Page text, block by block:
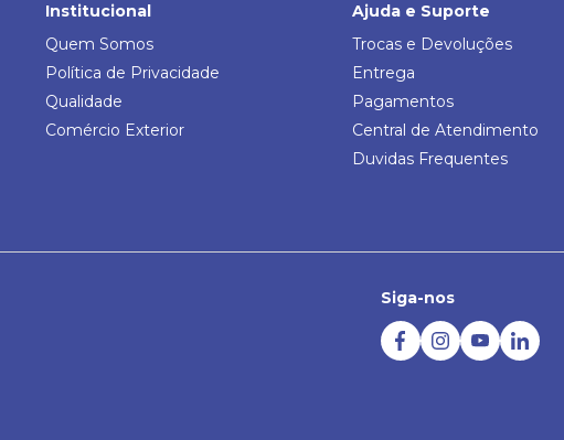
Institucional
Quem Somos
Política de Privacidade
Qualidade
Comércio Exterior
Ajuda e Suporte
Trocas e Devoluções
Entrega
Pagamentos
Central de Atendimento
Duvidas Frequentes
Siga-nos